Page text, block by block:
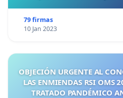
79 firmas
10 Jan 2023
OBJECIÓN URGENTE AL
LAS ENMIENDAS RSI OMS
TRATADO PANDÉMICO